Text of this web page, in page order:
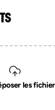
les